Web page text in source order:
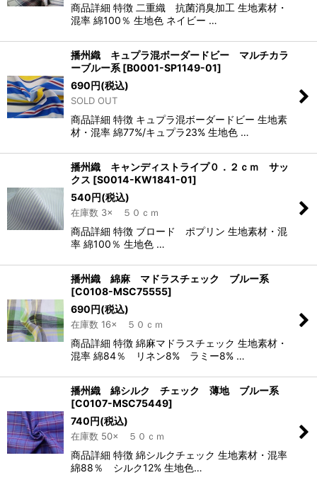
商品詳細 特徴 二重織 抗菌消臭加工 生地素材・
混率 綿100％ 生地色 ネイビー …
播州織 キュプラ混ボーダードビー マルチカラ
ーブルー系 [B0001-SP1149-01]
690円(税込)
SOLD OUT
商品詳細 特徴 キュプラ混ボーダードビー 生地素
材・混率 綿77%/キュプラ23% 生地色 …
播州織 キャンディストライプ０．２ｃｍ サッ
クス [S0014-KW1841-01]
540円(税込)
在庫数 3× ５０ｃｍ
商品詳細 特徴 ブロード ポプリン 生地素材・混
率 綿100％ 生地色 …
播州織 綿麻 マドラスチェック ブルー系
[C0108-MSC75555]
690円(税込)
在庫数 16× ５０ｃｍ
商品詳細 特徴 綿麻マドラスチェック 生地素材・
混率 綿84％ リネン8% ラミー8% …
播州織 綿シルク チェック 薄地 ブルー系
[C0107-MSC75449]
740円(税込)
在庫数 50× ５０ｃｍ
商品詳細 特徴 綿シルクチェック 生地素材・混率
綿88％ シルク12% 生地色…